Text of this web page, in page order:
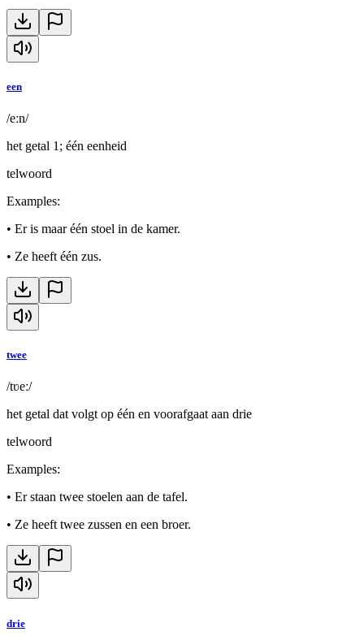
een
/eːn/
het getal 1; één eenheid
telwoord
Examples:
• Er is maar één stoel in de kamer.
• Ze heeft één zus.
twee
/tʋeː/
het getal dat volgt op één en voorafgaat aan drie
telwoord
Examples:
• Er staan twee stoelen aan de tafel.
• Ze heeft twee zussen en een broer.
drie